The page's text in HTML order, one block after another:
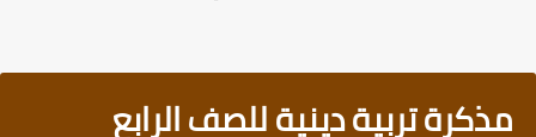
مذكرة تربية دينية للصف الرابع